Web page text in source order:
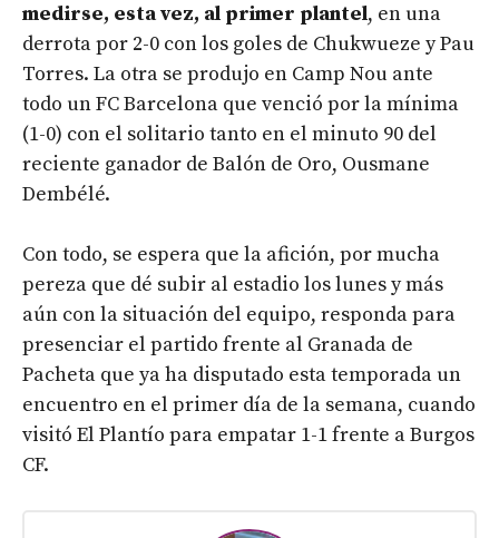
medirse, esta vez, al primer plantel, en una
derrota por 2-0 con los goles de Chukwueze y Pau
Torres. La otra se produjo en Camp Nou ante
todo un FC Barcelona que venció por la mínima
(1-0) con el solitario tanto en el minuto 90 del
reciente ganador de Balón de Oro, Ousmane
Dembélé.
Con todo, se espera que la afición, por mucha
pereza que dé subir al estadio los lunes y más
aún con la situación del equipo, responda para
presenciar el partido frente al Granada de
Pacheta que ya ha disputado esta temporada un
encuentro en el primer día de la semana, cuando
visitó El Plantío para empatar 1-1 frente a Burgos
CF.